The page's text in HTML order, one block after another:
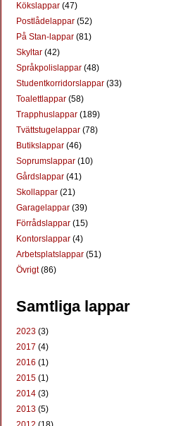
Kökslappar (47)
Postlådelappar (52)
På Stan-lappar (81)
Skyltar (42)
Språkpolislappar (48)
Studentkorridorslappar (33)
Toalettlappar (58)
Trapphuslappar (189)
Tvättstugelappar (78)
Butikslappar (46)
Soprumslappar (10)
Gårdslappar (41)
Skollappar (21)
Garagelappar (39)
Förrådslappar (15)
Kontorslappar (4)
Arbetsplatslappar (51)
Övrigt(86)
Samtliga lappar
2023 (3)
2017 (4)
2016 (1)
2015 (1)
2014 (3)
2013 (5)